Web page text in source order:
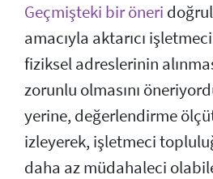
Geçmişteki bir öneri
amacıyla aktarıcı
fiziksel adreslerinin
zorunlu olmasını
yerine, değerlendirme
izleyerek, işletmeci
daha az müdahaleci